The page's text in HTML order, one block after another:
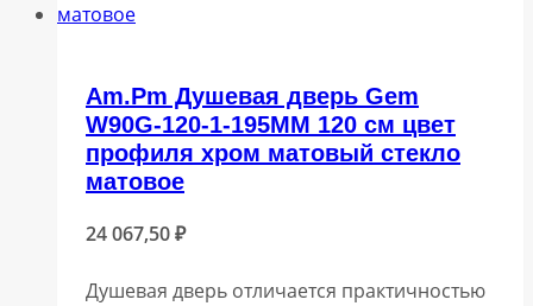
Am.Pm Душевая дверь Gem
W90G-120-1-195MM 120 см цвет
профиля хром матовый стекло
матовое
24 067,50₽
Душевая дверь отличается практичностью